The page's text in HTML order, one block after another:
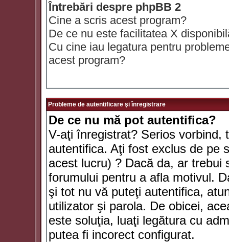
Întrebări despre phpBB 2
Cine a scris acest program?
De ce nu este facilitatea X
Cu cine iau legatura pentru
acest program?
Probleme de autentificare şi înregistrare
De ce nu mă pot autentifica?
V-aţi înregistrat? Serios vorbind,
autentifica. Aţi fost exclus de pe
acest lucru) ? Dacă da, ar trebui
forumului pentru a afla motivul.
şi tot nu vă puteţi autentifica,
utilizator şi parola. De obicei,
este soluţia, luaţi legătura cu
putea fi incorect configurat.